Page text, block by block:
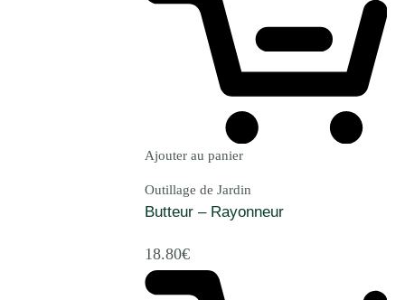
Ajouter au panier
Outillage de Jardin
Butteur – Rayonneur
18.80€